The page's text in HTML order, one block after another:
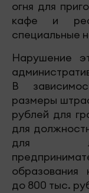
огня для
кафе и
специальные
Нарушение
В
размеры
рублей для
для
для
до 800 тыс.